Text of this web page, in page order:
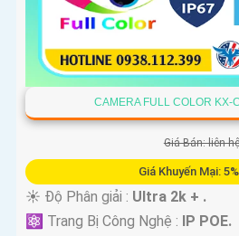
CAMERA FULL COLOR KX-
Giá Bán: liên hệ
Giá Khuyến Mại:
☀️ Độ Phân giải : Ultra 2k + .
⚛️ Trang Bị Công Nghệ : IP POE.